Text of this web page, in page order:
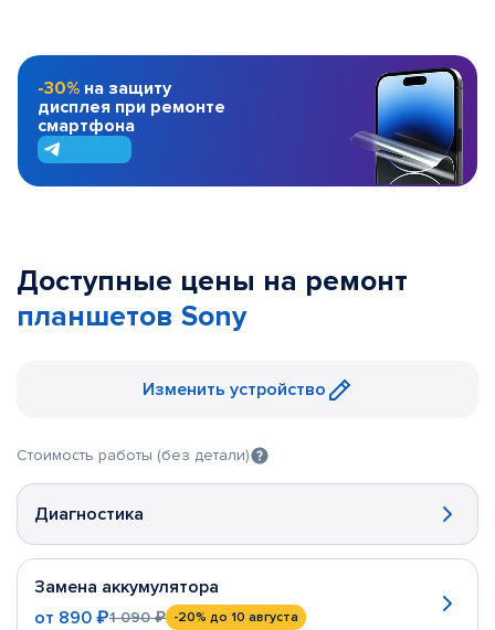
-30% на защиту
дисплея при ремонте
смартфона
Доступные цены на ремонт
планшетов Sony
Изменить устройство
Стоимость работы (без детали)
Диагностика
Замена аккумулятора
от 890 ₽1 090 ₽ -20% до 10 августа